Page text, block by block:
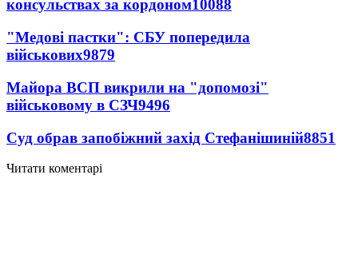
консульствах за кордоном10088
"Медові пастки": СБУ попередила
військових9879
Майора ВСП викрили на "допомозі"
військовому в СЗЧ9496
Суд обрав запобіжний захід Стефанішиній8851
Читати коментарі